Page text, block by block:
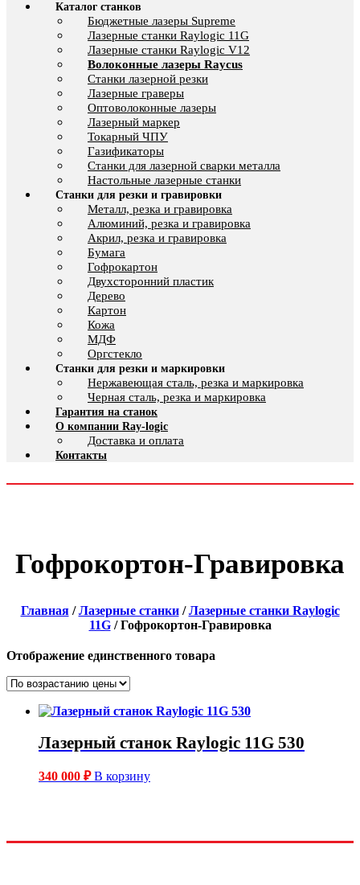
Каталог станков
Бюджетные лазеры Supreme
Лазерные станки Raylogic 11G
Лазерные станки Raylogic V12
Волоконные лазеры Raycus
Станки лазерной резки
Лазерные граверы
Оптоволоконные лазеры
Лазерный маркер
Токарный ЧПУ
Газификаторы
Cтанки для лазерной сварки металла
Настольные лазерные станки
Станки для резки и гравировки
Металл, резка и гравировка
Алюминий, резка и гравировка
Акрил, резка и гравировка
Бумага
Гофрокартон
Двухсторонний пластик
Дерево
Картон
Кожа
МДФ
Оргстекло
Станки для резки и маркировки
Нержавеющая сталь, резка и маркировка
Черная сталь, резка и маркировка
Гарантия на станок
О компании Ray-logic
Доставка и оплата
Контакты
Гофрокортон-Гравировка
Главная/Лазерные станки/Лазерные станки Raylogic
11G/ Гофрокортон-Гравировка
Отображение единственного товара
Лазерный станок Raylogic 11G 530
340 000 ₽ В корзину